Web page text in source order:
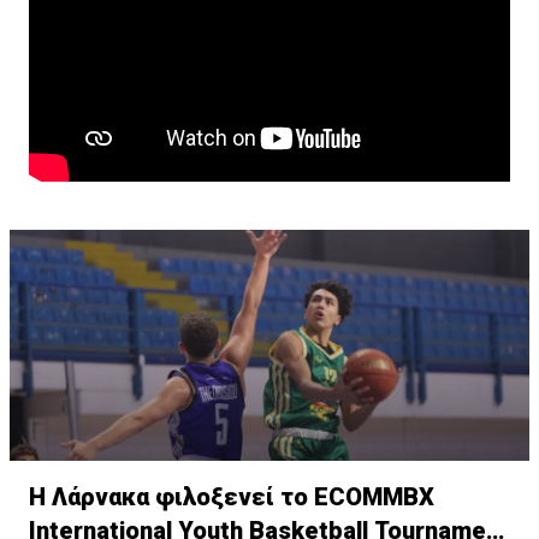
Η Λάρνακα φιλοξενεί το ECOMMBX
International Youth Basketball Tournament